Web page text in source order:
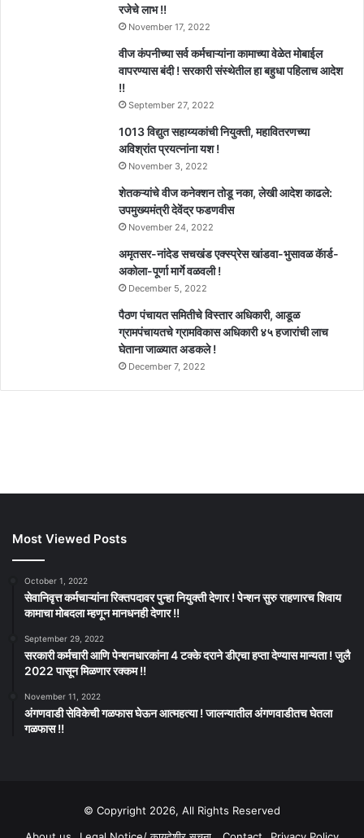
रजेचे लाभ !!
November 17, 2022
वीज कंपनीच्या सर्व कर्मचाऱ्यांना कामाच्या वेळेत मोबाईल
वापरण्यास बंदी ! सरकारी संस्थेतील हा बहुधा पहिलाच आदेश
!!
September 27, 2022
1013 विद्युत सहाय्यकांची नियुक्ती, महावितरणच्या
अविश्रांत प्रयत्नांना यश !
November 3, 2022
शेतकऱ्यांचे वीज कनेक्शन तोडू नका, लेखी आदेश काढले:
उपमुख्यमंत्री देवेंद्र फडणवीस
November 24, 2022
अमृतसर-नांदेड सचखंड एक्स्प्रेस खांडवा-भुसावळ कॅार्ड-
अकोला-पूर्णा मार्गे वळवली !
December 5, 2022
पैठण पंचायत समितीचे विस्तार अधिकारी, आडूळ
ग्रामपंचायतचे ग्रामविकास अधिकारी ४५ हजारांची लाच
घेताना जाळ्यात अडकले !
December 7, 2022
Most Viewed Posts
October 1, 2022
सेवानिवृत्त कर्मचाऱ्यांना रिक्तपदावर पुन्हा नियुक्ती देणार ! पेन्शन सुरु राहणारच शिवाय
कामाचा मोबदला म्हणून मानधनही देणार !!
September 29, 2022
सरकारी कर्मचारी आणि पेन्शनधारकांना 4 टक्के दराने डीएचा हप्ता देण्यास मान्यता ! जुलै
2022 पासून मिळणार रक्कम !!
November 11, 2022
अंगणवाडी सेविकेची गळफास घेऊन आत्महत्या ! जालन्यातील अंगणवाडीतच घेतला
गळफास !!
© Copyright 2026, All Rights Reserved